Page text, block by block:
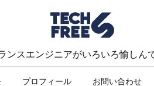
ンスエンジニアがいろいろ愉しん
プロフィール お問い合わせ